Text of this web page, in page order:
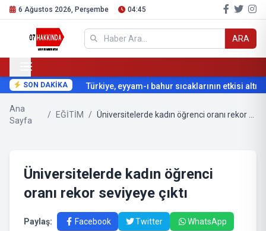
6 Ağustos 2026, Perşembe 04:45
ARA
SON DAKİKA Türkiye, eyyam-ı bahur sıcaklarının etkisi
Ana
Sayfa
/ EĞİTİM /
Üniversitelerde kadın öğrenci
oranı rekor seviyeye çıktı
Paylaş: Facebook Twitter WhatsApp